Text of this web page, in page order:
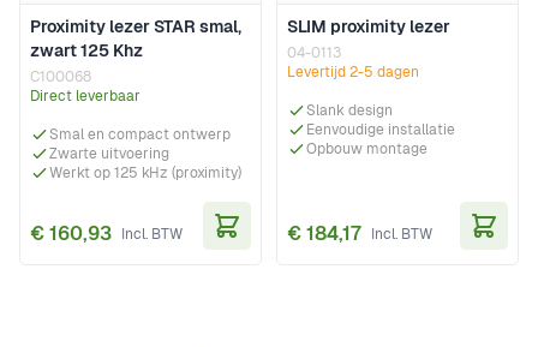
Proximity lezer STAR smal,
zwart 125 Khz
C100068
Direct leverbaar
Smal en compact ontwerp
Zwarte uitvoering
Werkt op 125 kHz (proximity)
€ 160,93
SLIM proximity lezer
04-0113
Levertijd 2-5 dagen
Slank design
Eenvoudige installatie
Opbouw montage
€ 184,17